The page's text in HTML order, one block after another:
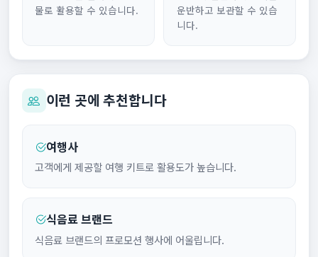
물로 활용할 수 있습니다.
운반하고 보관할 수 있습
니다.
이런 곳에 추천합니다
여행사
고객에게 제공할 여행 키트로 활용도가 높습니다.
식음료 브랜드
식음료 브랜드의 프로모션 행사에 어울립니다.